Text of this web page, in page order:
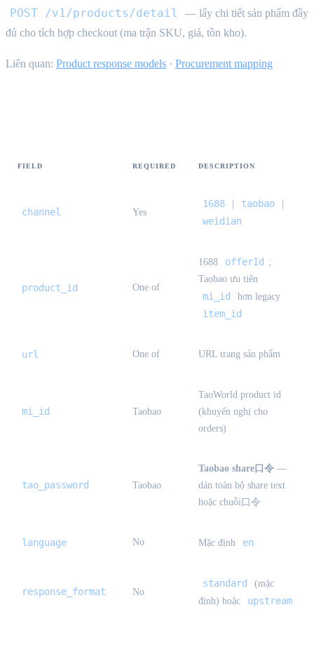
POST /v1/products/detail
— lấy chi tiết sản phẩm đầy
đủ cho tích hợp checkout (ma trận SKU, giá, tồn kho).
Liên quan: Product response models · Procurement mapping
FIELD REQUIRED DESCRIPTION
channel Yes
1688 taobao
weidian
product_id One of
1688 offerId ;
Taobao ưu tiên
mi_id hơn legacy
item_id
url One of URL trang sản phẩm
mi_id Taobao
TaoWorld product id
(khuyến nghị cho
orders)
tao_password Taobao
Taobao share口令 —
dán toàn bộ share text
hoặc chuỗi口令
language No Mặc định en
response_format No
standard
(mặc
định) hoặc
upstream